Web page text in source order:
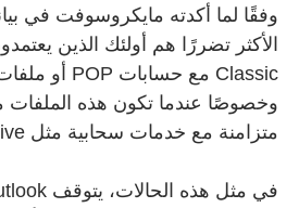
وفقًا لما أكدته مايكروسوفت في
وخصوصًا عندما تكون هذه
متزامنة مع خدمات سحابية مثل OneDrive.